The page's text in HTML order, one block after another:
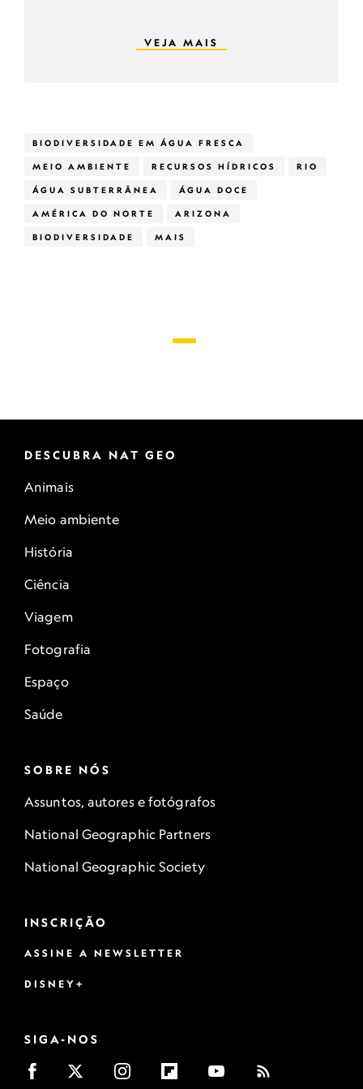
VEJA MAIS
BIODIVERSIDADE EM ÁGUA FRESCA
MEIO AMBIENTE RECURSOS HÍDRICOS RIO
ÁGUA SUBTERRÂNEA ÁGUA DOCE
AMÉRICA DO NORTE ARIZONA
BIODIVERSIDADE MAIS
DESCUBRA NAT GEO
Animais
Meio ambiente
História
Ciência
Viagem
Fotografia
Espaço
Saúde
SOBRE NÓS
Assuntos, autores e fotógrafos
National Geographic Partners
National Geographic Society
INSCRIÇÃO
ASSINE A NEWSLETTER
DISNEY+
SIGA-NOS